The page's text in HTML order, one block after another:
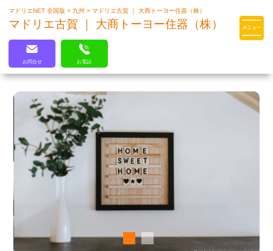
マドリエはLIXILの厳しい基準を
クリアした住まいのプロ集団です
マドリエNET 全国版> 九州>マドリエ古賀 ｜ 大商トーヨー住器（株）
マドリエ古賀 ｜ 大商トーヨー住器（株）
お問合せ お電話